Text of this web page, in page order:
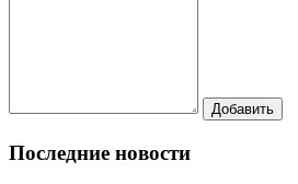
Последние новости